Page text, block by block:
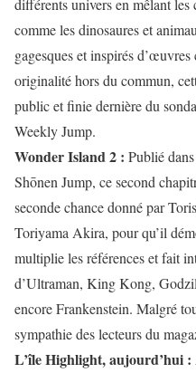
comme les dinosaures et
gagesques et inspirés
originalité hors du commun,
public et finie dernière du
Weekly Jump.
Wonder Island 2 : Publié
Shōnen Jump, ce second
seconde chance donné par
Toriyama Akira, pour qu’il
multiplie les références et fait
d’Ultraman, King Kong,
encore Frankenstein. Malgré
sympathie des lecteurs du
L’île Highlight, aujourd’hui :